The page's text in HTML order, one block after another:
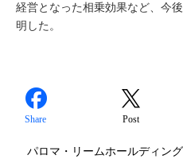
経営となった相乗効果など、今
明した。
Share Post
パロマ・リームホールディン